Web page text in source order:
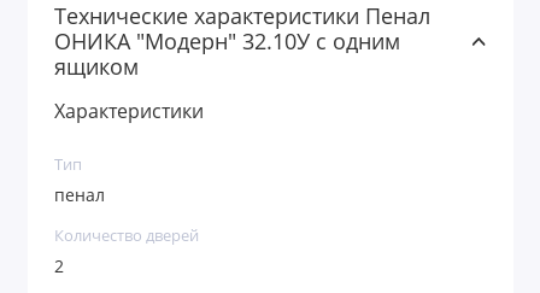
Технические характеристики Пенал
ОНИКА "Модерн" 32.10У с одним
ящиком
Характеристики
Тип
пенал
Количество дверей
2